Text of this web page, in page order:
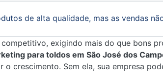
de alta qualidade, mas as vendas
exigindo mais do que bons
para toldos em São José dos
crescimento. Sem ela, sua empresa